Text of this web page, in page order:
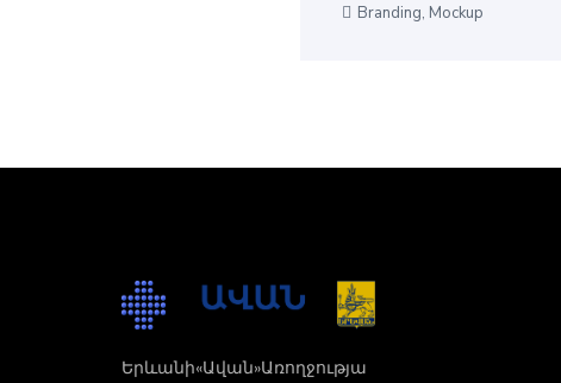
Branding, Mockup
Երևանի«Ավան»Առողջությա